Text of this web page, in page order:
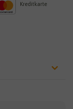
Kreditkarte